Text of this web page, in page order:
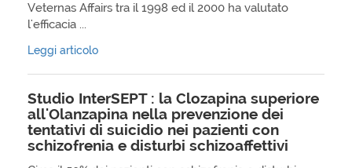
Veternas Affairs tra il 1998 ed il 2000 ha valutato
l'efficacia ...
Leggi articolo
Studio InterSEPT : la Clozapina superiore
all'Olanzapina nella prevenzione dei
tentativi di suicidio nei pazienti con
schizofrenia e disturbi schizoaffettivi